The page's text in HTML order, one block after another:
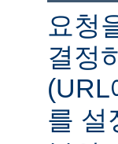
요청
결정
(URL
를 설